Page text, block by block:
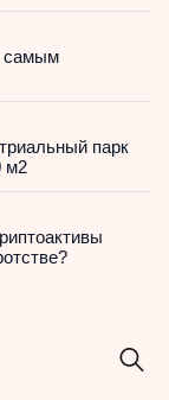
самым
парк
м2